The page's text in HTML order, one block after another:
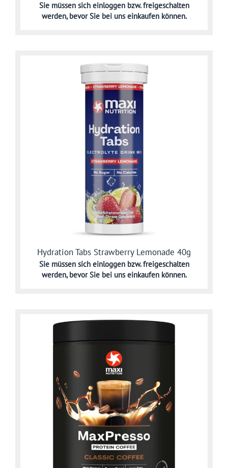
Sie müssen sich einloggen bzw. freigeschalten
werden,bevor Sie bei uns einkaufen können.
Hydration Tabs Strawberry Lemonade 40g
Sie müssen sich einloggen bzw. freigeschalten
werden,bevor Sie bei uns einkaufen können.